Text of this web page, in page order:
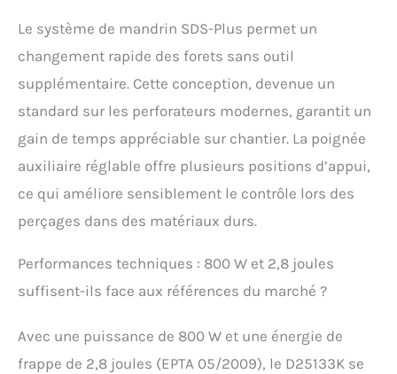
Le système de mandrin SDS-Plus permet un
changement rapide des forets sans outil
supplémentaire. Cette conception, devenue un
standard sur les perforateurs modernes, garantit un
gain de temps appréciable sur chantier. La poignée
auxiliaire réglable offre plusieurs positions d’appui,
ce qui améliore sensiblement le contrôle lors des
perçages dans des matériaux durs.
Performances techniques : 800 W et 2,8 joules
suffisent-ils face aux références du marché ?
Avec une puissance de 800 W et une énergie de
frappe de 2,8 joules (EPTA 05/2009), le D25133K se